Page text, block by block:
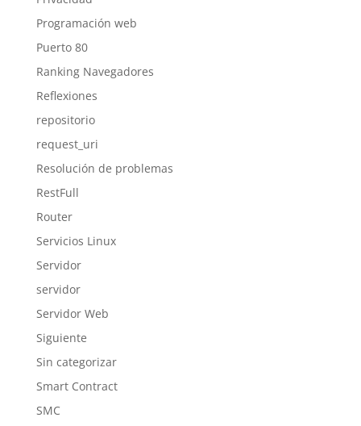
Programación web
Puerto 80
Ranking Navegadores
Reflexiones
repositorio
request_uri
Resolución de problemas
RestFull
Router
Servicios Linux
Servidor
servidor
Servidor Web
Siguiente
Sin categorizar
Smart Contract
SMC